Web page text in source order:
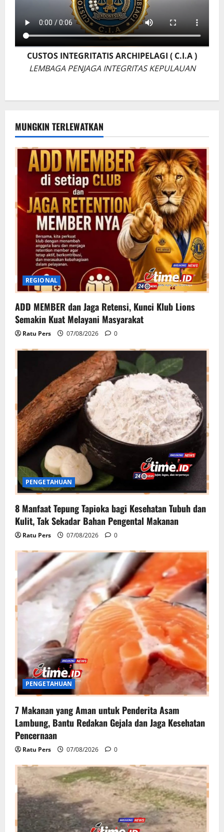
CUSTOS INTEGRITATIS ARCHIPELAGI ( C.I.A )
LEMBAGA PENJAGA INTEGRITAS KEPULAUAN
MUNGKIN TERLEWATKAN
REGIONAL
ADD MEMBER dan Jaga Retensi, Kunci Klub Lions
Semakin Kuat Melayani Masyarakat
Ratu Pers 07/08/2026 0
PENGETAHUAN
8 Manfaat Tepung Tapioka bagi Kesehatan Tubuh dan
Kulit, Tak Sekadar Bahan Pengental Makanan
Ratu Pers 07/08/2026 0
PENGETAHUAN
7 Makanan yang Aman untuk Penderita Asam
Lambung, Bantu Redakan Gejala dan Jaga Kesehatan
Pencernaan
Ratu Pers 07/08/2026 0